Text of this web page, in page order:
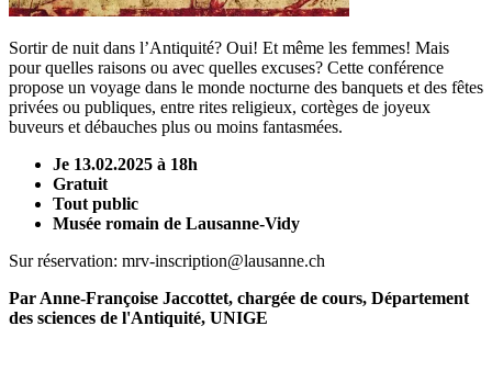
Sortir de nuit dans l’Antiquité? Oui! Et même les femmes! Mais
pour quelles raisons ou avec quelles excuses? Cette conférence
propose un voyage dans le monde nocturne des banquets et des fêtes
privées ou publiques, entre rites religieux, cortèges de joyeux
buveurs et débauches plus ou moins fantasmées.
Je 13.02.2025 à 18h
Gratuit
Tout public
Musée romain de Lausanne-Vidy
Sur réservation: mrv-inscription@lausanne.ch
Par Anne-Françoise Jaccottet, chargée de cours, Département
des sciences de l'Antiquité, UNIGE